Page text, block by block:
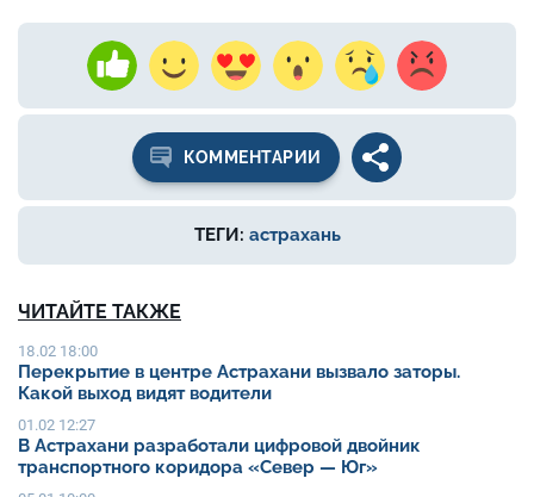
КОММЕНТАРИИ
ТЕГИ: астрахань
ЧИТАЙТЕ ТАКЖЕ
18.02 18:00
Перекрытие в центре Астрахани вызвало заторы.
Какой выход видят водители
01.02 12:27
В Астрахани разработали цифровой двойник
транспортного коридора «Север — Юг»